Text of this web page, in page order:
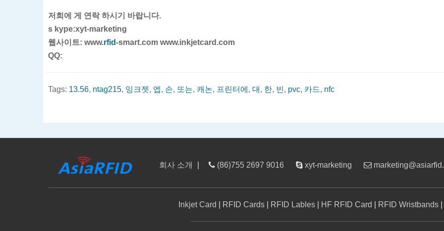
저희에 게 연락 하시기 바랍니다.
s kype:xyt-marketing
웹사이트: www.rfid-smart.com www.inkjetcard.com
QQ:
Tags: 13.56, ntag215, 잉크젯, 엡, 손, 또는, 캐논, 프린터에 , 대 , 한, 빈, pvc, 카드, nfc
회사 소개 (86)755 2697 9016 xyt-marketing
Inkjet Card RFID Cards RFID Lables HF RFID Card RFID Wristbands